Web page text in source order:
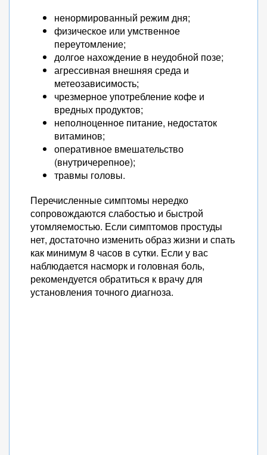
ненормированный режим дня;
физическое или умственное
переутомление;
долгое нахождение в неудобной позе;
агрессивная внешняя среда и
метеозависимость;
чрезмерное употребление кофе и
вредных продуктов;
неполноценное питание, недостаток
витаминов;
оперативное вмешательство
(внутричерепное);
травмы головы.
Перечисленные симптомы нередко
сопровождаются слабостью и быстрой
утомляемостью. Если симптомов простуды
нет, достаточно изменить образ жизни и спать
как минимум 8 часов в сутки. Если у вас
наблюдается насморк и головная боль,
рекомендуется обратиться к врачу для
установления точного диагноза.